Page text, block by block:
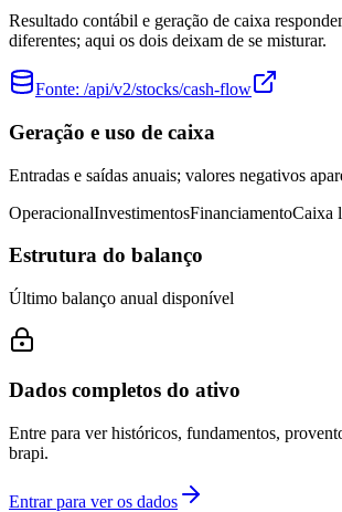
Resultado contábil e geração de caixa
diferentes; aqui os dois deixam de se misturar.
Fonte: /api/v2/stocks/cash-flow
Geração e uso de caixa
Entradas e saídas anuais; valores negativos
OperacionalInvestimentosFinanciamentoCaixa
Estrutura do balanço
Último balanço anual disponível
Dados completos do ativo
Entre para ver históricos, fundamentos,
brapi.
Entrar para ver os dados